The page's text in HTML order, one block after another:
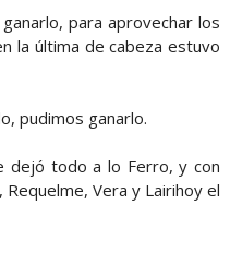
para aprovechar los
la última de cabeza estuvo
pudimos ganarlo.
dejó todo a lo Ferro, y con
Vera y Lairihoy el